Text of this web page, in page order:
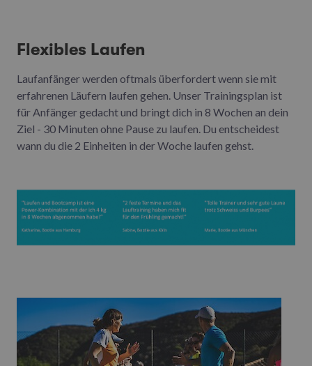
Flexibles Laufen
Laufanfänger werden oftmals überfordert wenn sie mit
erfahrenen Läufern laufen gehen. Unser Trainingsplan ist
für Anfänger gedacht und bringt dich in 8 Wochen an dein
Ziel - 30 Minuten ohne Pause zu laufen. Du entscheidest
wann du die 2 Einheiten in der Woche laufen gehst.